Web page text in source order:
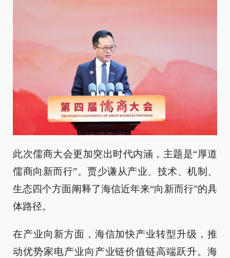
此次儒商大会更加突出时代内涵，主题是“厚道
儒商向新而行”。贾少谦从产业、技术、机制、
生态四个方面阐释了海信近年来“向新而行”的具
体路径。
在产业向新方面，海信加快产业转型升级，推
动优势家电产业向产业链价值链高端跃升。海